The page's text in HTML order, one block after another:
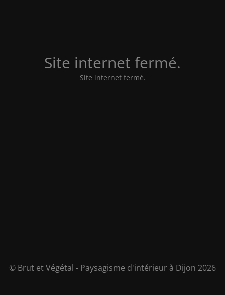
Site internet fermé.
Site internet fermé.
© Brut et Végétal - Paysagisme d'intérieur à Dijon 2026